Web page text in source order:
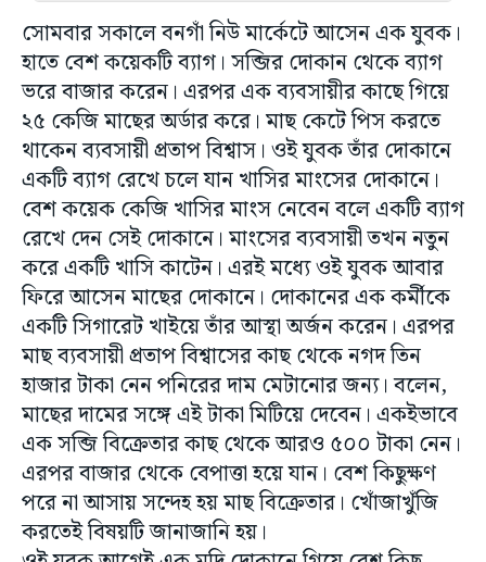
সোমবার সকালে বনগাঁ নিউ মার্কেটে আসেন এক যুবক।
হাতে বেশ কয়েকটি ব্যাগ। সব্জির দোকান থেকে ব্যাগ
ভরে বাজার করেন। এরপর এক ব্যবসায়ীর কাছে গিয়ে
২৫ কেজি মাছের অর্ডার করে। মাছ কেটে পিস করতে
থাকেন ব্যবসায়ী প্রতাপ বিশ্বাস। ওই যুবক তাঁর দোকানে
একটি ব্যাগ রেখে চলে যান খাসির মাংসের দোকানে।
বেশ কয়েক কেজি খাসির মাংস নেবেন বলে একটি ব্যাগ
রেখে দেন সেই দোকানে। মাংসের ব্যবসায়ী তখন নতুন
করে একটি খাসি কাটেন। এরই মধ্যে ওই যুবক আবার
ফিরে আসেন মাছের দোকানে। দোকানের এক কর্মীকে
একটি সিগারেট খাইয়ে তাঁর আস্থা অর্জন করেন। এরপর
মাছ ব্যবসায়ী প্রতাপ বিশ্বাসের কাছ থেকে নগদ তিন
হাজার টাকা নেন পনিরের দাম মেটানোর জন্য। বলেন,
মাছের দামের সঙ্গে এই টাকা মিটিয়ে দেবেন। একইভাবে
এক সব্জি বিক্রেতার কাছ থেকে আরও ৫০০ টাকা নেন।
এরপর বাজার থেকে বেপাত্তা হয়ে যান। বেশ কিছুক্ষণ
পরে না আসায় সন্দেহ হয় মাছ বিক্রেতার। খোঁজাখুঁজি
করতেই বিষয়টি জানাজানি হয়।